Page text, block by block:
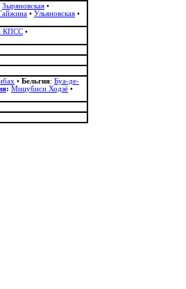
Зыряновская •
• Ульяновская •
КПСС •
• Бельгия: Буа-де-
: Мицубиси Ходзё •